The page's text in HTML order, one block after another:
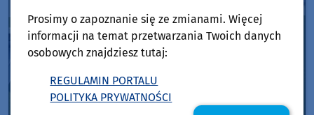
Prosimy o zapoznanie się ze zmianami. Więcej
informacji na temat przetwarzania Twoich danych
osobowych znajdziesz tutaj:
REGULAMIN PORTALU
POLITYKA PRYWATNOŚCI